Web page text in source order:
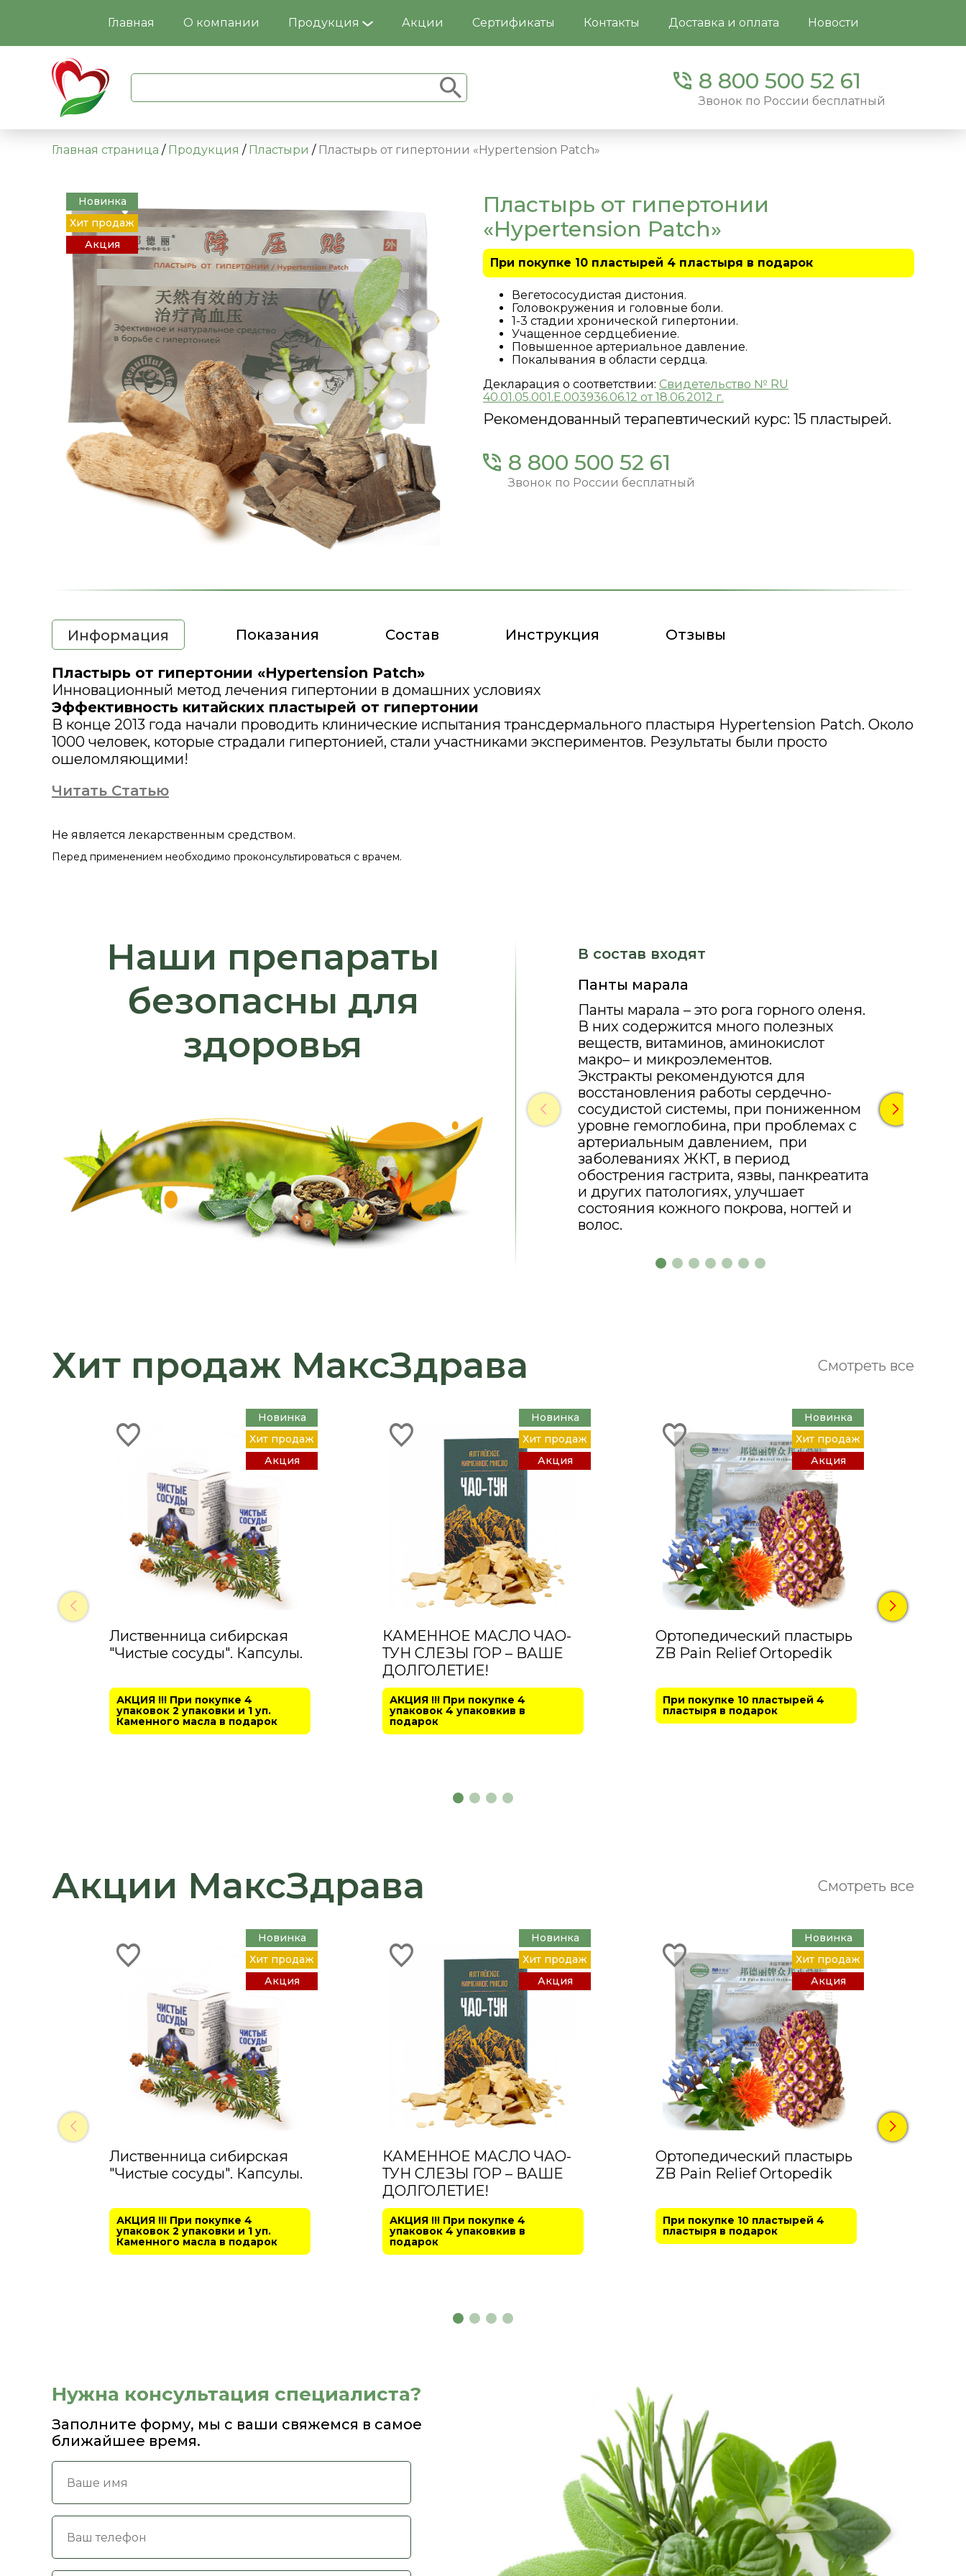
Главная О компании Продукция Акции Сертификаты Контакты Доставка и оплата Новости
8 800 500 52 61
Звонок по России бесплатный
Главная страница / Продукция / Пластыри / Пластырь от гипертонии «Hypertension Patch»
Новинка
Хит продаж
Акция
Пластырь от гипертонии
«Hypertension Patch»
При покупке 10 пластырей 4 пластыря в подарок
Вегетососудистая дистония.
Головокружения и головные боли.
1-3 стадии хронической гипертонии.
Учащенное сердцебиение.
Повышенное артериальное давление.
Покалывания в области сердца.
Декларация о соответствии: Свидетельство № RU
40.01.05.001.E.003936.06.12 от 18.06.2012 г.
Рекомендованный терапевтический курс: 15 пластырей.
8 800 500 52 61
Звонок по России бесплатный
Информация Показания Состав Инструкция Отзывы
Пластырь от гипертонии «Hypertension Patch»
Инновационный метод лечения гипертонии в домашних условиях
Эффективность китайских пластырей от гипертонии
В конце 2013 года начали проводить клинические испытания трансдермального пластыря Hypertension Patch. Около
1000 человек, которые страдали гипертонией, стали участниками экспериментов. Результаты были просто
ошеломляющими!
Читать Статью
Не является лекарственным средством.
Перед применением необходимо проконсультироваться с врачем.
Наши препараты
безопасны для
здоровья
В состав входят
Панты марала
Панты марала – это рога горного оленя.
В них содержится много полезных
веществ, витаминов, аминокислот
макро– и микроэлементов.
Экстракты рекомендуются для
восстановления работы сердечно-
сосудистой системы, при пониженном
уровне гемоглобина, при проблемах с
артериальным давлением, при
заболеваниях ЖКТ, в период
обострения гастрита, язвы, панкреатита
и других патологиях, улучшает
состояния кожного покрова, ногтей и
волос.
Хит продаж МаксЗдрава Смотреть все
Новинка
Хит продаж
Акция
Лиственница сибирская
"Чистые сосуды". Капсулы.
АКЦИЯ !!! При покупке 4
упаковок 2 упаковки и 1 уп.
Каменного масла в подарок
Новинка
Хит продаж
Акция
КАМЕННОЕ МАСЛО ЧАО-
ТУН СЛЕЗЫ ГОР – ВАШЕ
ДОЛГОЛЕТИЕ!
АКЦИЯ !!! При покупке 4
упаковок 4 упаковкив в
подарок
Новинка
Хит продаж
Акция
Ортопедический пластырь
ZB Pain Relief Ortopedik
При покупке 10 пластырей 4
пластыря в подарок
Акции МаксЗдрава Смотреть все
Новинка
Хит продаж
Акция
Лиственница сибирская
"Чистые сосуды". Капсулы.
АКЦИЯ !!! При покупке 4
упаковок 2 упаковки и 1 уп.
Каменного масла в подарок
Новинка
Хит продаж
Акция
КАМЕННОЕ МАСЛО ЧАО-
ТУН СЛЕЗЫ ГОР – ВАШЕ
ДОЛГОЛЕТИЕ!
АКЦИЯ !!! При покупке 4
упаковок 4 упаковкив в
подарок
Новинка
Хит продаж
Акция
Ортопедический пластырь
ZB Pain Relief Ortopedik
При покупке 10 пластырей 4
пластыря в подарок
Нужна консультация специалиста?
Заполните форму, мы с ваши свяжемся в самое
ближайшее время.